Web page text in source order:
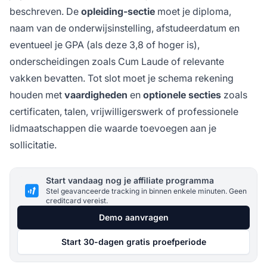
beschreven. De opleiding-sectie moet je diploma,
naam van de onderwijsinstelling, afstudeerdatum en
eventueel je GPA (als deze 3,8 of hoger is),
onderscheidingen zoals Cum Laude of relevante
vakken bevatten. Tot slot moet je schema rekening
houden met vaardigheden en optionele secties zoals
certificaten, talen, vrijwilligerswerk of professionele
lidmaatschappen die waarde toevoegen aan je
sollicitatie.
Start vandaag nog je affiliate programma
Stel geavanceerde tracking in binnen enkele minuten. Geen
creditcard vereist.
Demo aanvragen
Start 30-dagen gratis proefperiode